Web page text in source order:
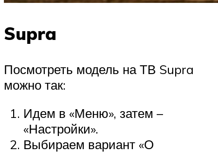
Supra
Посмотреть модель на ТВ Supra
можно так:
Идем в «Меню», затем –
«Настройки».
Выбираем вариант «О